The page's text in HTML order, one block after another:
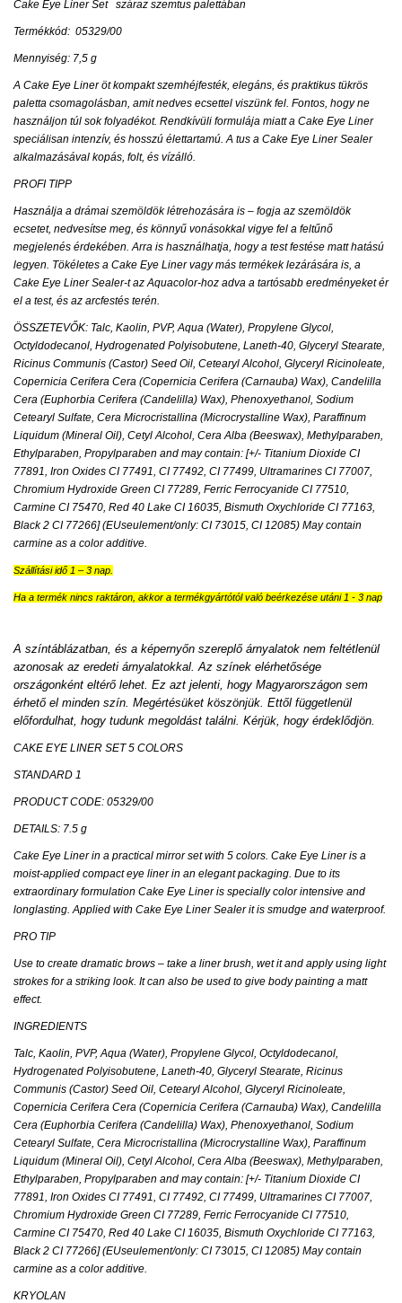
Cake Eye Liner Set száraz szemtus palettában
Termékkód: 05329/00
Mennyiség: 7,5 g
A Cake Eye Liner öt kompakt szemhéjfesték, elegáns, és praktikus tükrös
paletta csomagolásban, amit nedves ecsettel viszünk fel. Fontos, hogy ne
használjon túl sok folyadékot. Rendkívüli formulája miatt a Cake Eye Liner
speciálisan intenzív, és hosszú élettartamú. A tus a Cake Eye Liner Sealer
alkalmazásával kopás, folt, és vízálló.
PROFI TIPP
Használja a drámai szemöldök létrehozására is – fogja az szemöldök
ecsetet, nedvesítse meg, és könnyű vonásokkal vigye fel a feltűnő
megjelenés érdekében. Arra is használhatja, hogy a test festése matt hatású
legyen. Tökéletes a Cake Eye Liner vagy más termékek lezárására is, a
Cake Eye Liner Sealer-t az Aquacolor-hoz adva a tartósabb eredményeket ér
el a test, és az arcfestés terén.
ÖSSZETEVŐK: Talc, Kaolin, PVP, Aqua (Water), Propylene Glycol,
Octyldodecanol, Hydrogenated Polyisobutene, Laneth-40, Glyceryl Stearate,
Ricinus Communis (Castor) Seed Oil, Cetearyl Alcohol, Glyceryl Ricinoleate,
Copernicia Cerifera Cera (Copernicia Cerifera (Carnauba) Wax), Candelilla
Cera (Euphorbia Cerifera (Candelilla) Wax), Phenoxyethanol, Sodium
Cetearyl Sulfate, Cera Microcristallina (Microcrystalline Wax), Paraffinum
Liquidum (Mineral Oil), Cetyl Alcohol, Cera Alba (Beeswax), Methylparaben,
Ethylparaben, Propylparaben and may contain: [+/- Titanium Dioxide CI
77891, Iron Oxides CI 77491, CI 77492, CI 77499, Ultramarines CI 77007,
Chromium Hydroxide Green CI 77289, Ferric Ferrocyanide CI 77510,
Carmine CI 75470, Red 40 Lake CI 16035, Bismuth Oxychloride CI 77163,
Black 2 CI 77266] (EUseulement/only: CI 73015, CI 12085) May contain
carmine as a color additive.
Szállítási idő 1 – 3 nap.
Ha a termék nincs raktáron, akkor a termékgyártótól való beérkezése utáni 1 - 3 nap
A színtáblázatban, és a képernyőn szereplő árnyalatok nem feltétlenül
azonosak az eredeti árnyalatokkal. Az színek elérhetősége
országonként eltérő lehet. Ez azt jelenti, hogy Magyarországon sem
érhető el minden szín. Megértésüket köszönjük. Ettől függetlenül
előfordulhat, hogy tudunk megoldást találni. Kérjük, hogy érdeklődjön.
CAKE EYE LINER SET 5 COLORS
STANDARD 1
PRODUCT CODE: 05329/00
DETAILS: 7.5 g
Cake Eye Liner in a practical mirror set with 5 colors. Cake Eye Liner is a
moist-applied compact eye liner in an elegant packaging. Due to its
extraordinary formulation Cake Eye Liner is specially color intensive and
longlasting. Applied with Cake Eye Liner Sealer it is smudge and waterproof.
PRO TIP
Use to create dramatic brows – take a liner brush, wet it and apply using light
strokes for a striking look. It can also be used to give body painting a matt
effect.
INGREDIENTS
Talc, Kaolin, PVP, Aqua (Water), Propylene Glycol, Octyldodecanol,
Hydrogenated Polyisobutene, Laneth-40, Glyceryl Stearate, Ricinus
Communis (Castor) Seed Oil, Cetearyl Alcohol, Glyceryl Ricinoleate,
Copernicia Cerifera Cera (Copernicia Cerifera (Carnauba) Wax), Candelilla
Cera (Euphorbia Cerifera (Candelilla) Wax), Phenoxyethanol, Sodium
Cetearyl Sulfate, Cera Microcristallina (Microcrystalline Wax), Paraffinum
Liquidum (Mineral Oil), Cetyl Alcohol, Cera Alba (Beeswax), Methylparaben,
Ethylparaben, Propylparaben and may contain: [+/- Titanium Dioxide CI
77891, Iron Oxides CI 77491, CI 77492, CI 77499, Ultramarines CI 77007,
Chromium Hydroxide Green CI 77289, Ferric Ferrocyanide CI 77510,
Carmine CI 75470, Red 40 Lake CI 16035, Bismuth Oxychloride CI 77163,
Black 2 CI 77266] (EUseulement/only: CI 73015, CI 12085) May contain
carmine as a color additive.
KRYOLAN